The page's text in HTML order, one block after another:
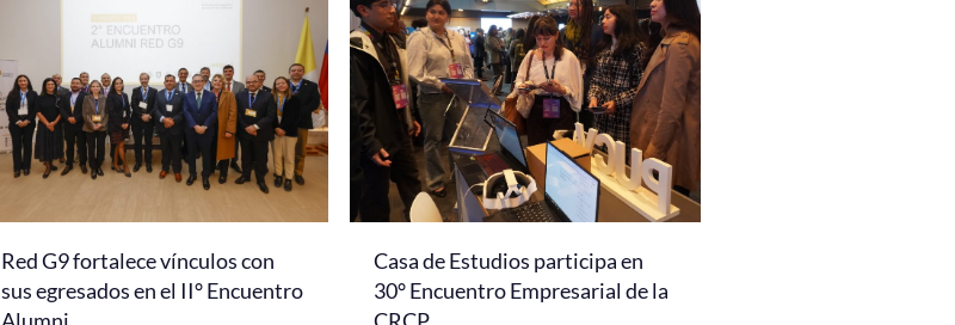
Red G9 fortalece vínculos con
sus egresados en el II° Encuentro
Alumni
Casa de Estudios participa en
30° Encuentro Empresarial de la
CRCP